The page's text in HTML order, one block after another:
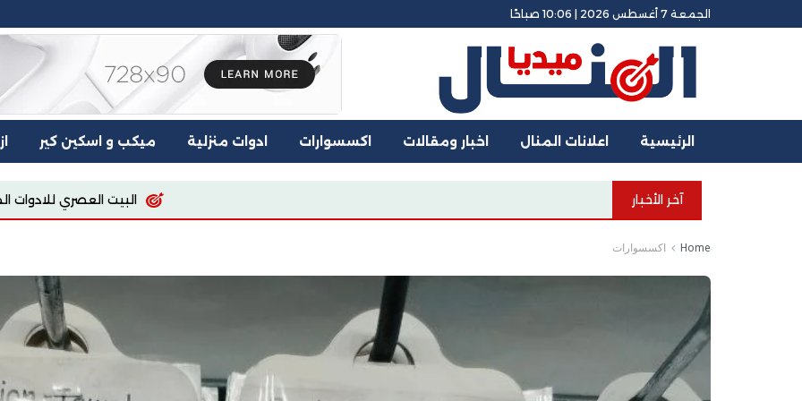
الجمعة 7 أغسطس 2026 | 10:06 صباحًا
الرئيسية اعلانات المنال اخبار ومقالات اكسسوارات ادوات منزلية ميكب و اسكين كير
آخر الأخبار البيت العصري للادوات المنزليه اسيا
Home اكسسوارات